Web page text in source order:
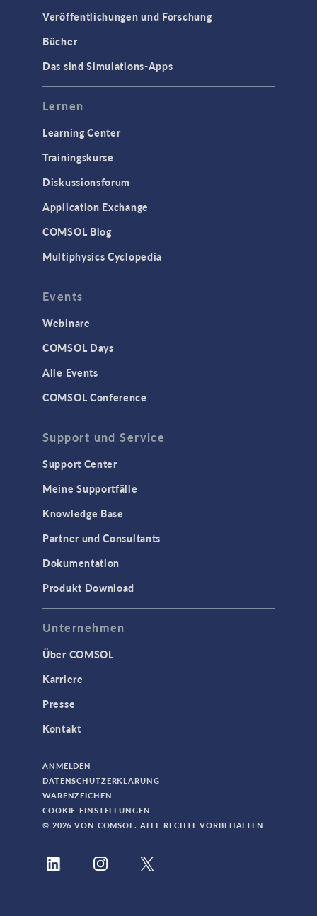
Veröffentlichungen und Forschung
Bücher
Das sind Simulations-Apps
Lernen
Learning Center
Trainingskurse
Diskussionsforum
Application Exchange
COMSOL Blog
Multiphysics Cyclopedia
Events
Webinare
COMSOL Days
Alle Events
COMSOL Conference
Support und Service
Support Center
Meine Supportfälle
Knowledge Base
Partner und Consultants
Dokumentation
Produkt Download
Unternehmen
Über COMSOL
Karriere
Presse
Kontakt
ANMELDEN
DATENSCHUTZERKLÄRUNG
WARENZEICHEN
COOKIE-EINSTELLUNGEN
© 2026 VON COMSOL. ALLE RECHTE VORBEHALTEN